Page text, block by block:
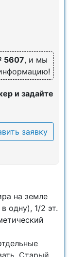
5607, и мы
и задайте
заявку
на земле
одну), 1/2 эт.
Старый